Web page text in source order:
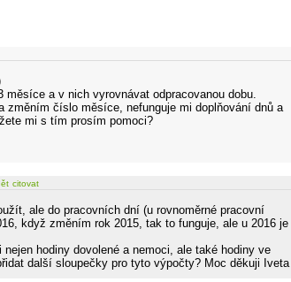
a v nich vyrovnávat odpracovanou dobu.
změním číslo měsíce, nefunguje mi doplňování dnů a
mi s tím prosím pomoci?
citovat
ale do pracovních dní (u rovnoměrné pracovní
když změním rok 2015, tak to funguje, ale u 2016 je
hodiny dovolené a nemoci, ale také hodiny ve
další sloupečky pro tyto výpočty? Moc děkuji Iveta